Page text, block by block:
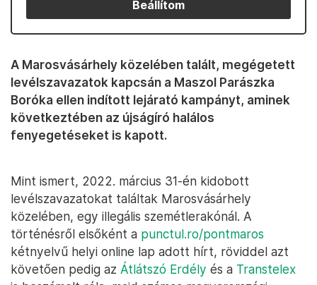
Beállítom
A Marosvásárhely közelében talált, megégetett
levélszavazatok kapcsán a Maszol Parászka
Boróka ellen indított lejárató kampányt, aminek
következtében az újságíró halálos
fenyegetéseket is kapott.
Mint ismert, 2022. március 31-én kidobott
levélszavazatokat találtak Marosvásárhely
közelében, egy illegális szemétlerakónál. A
történésről elsőként a punctul.ro/pontmaros
kétnyelvű helyi online lap adott hírt, röviddel azt
követően pedig az Átlátszó Erdély és a Transtelex